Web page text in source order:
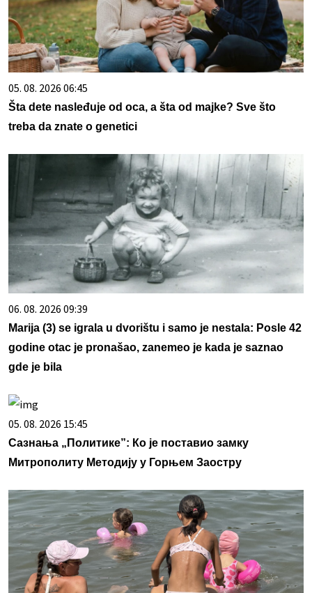
05. 08. 2026 06:45
Šta dete nasleđuje od oca, a šta od majke? Sve što
treba da znate o genetici
06. 08. 2026 09:39
Marija (3) se igrala u dvorištu i samo je nestala: Posle 42
godine otac je pronašao, zanemeo je kada je saznao
gde je bila
05. 08. 2026 15:45
Сазнања „Политике”: Ко је поставио замку
Митрополиту Методију у Горњем Заостру